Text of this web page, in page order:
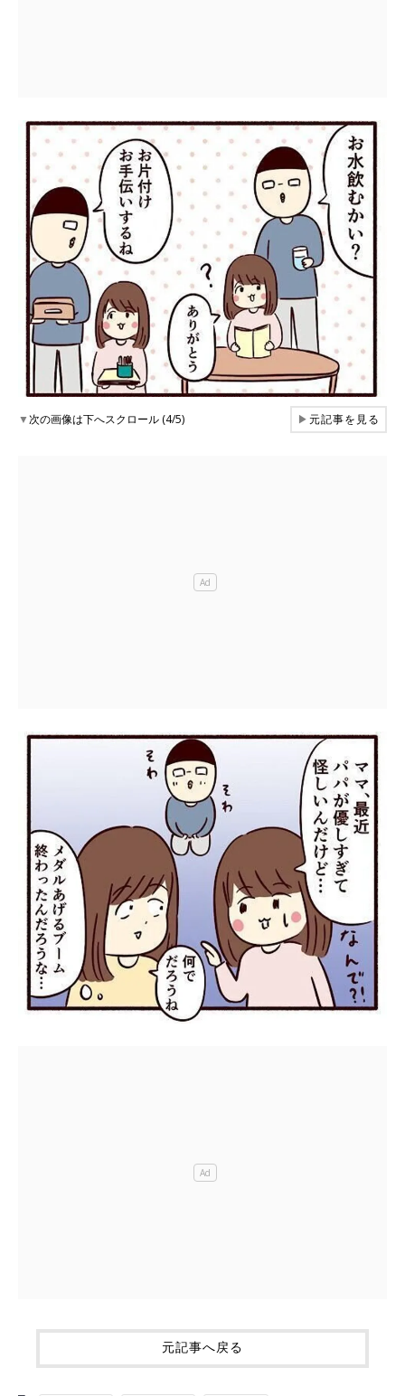
▼次の画像は下へスクロール (4/5) ▶元記事を見る
元記事へ戻る